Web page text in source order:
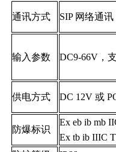
通讯方式 SIP 网络通讯
输入参数 DC9-66V，
供电方式 DC 12V 或
防爆标识
Ex eb ib mb
Ex tb ib IIIC